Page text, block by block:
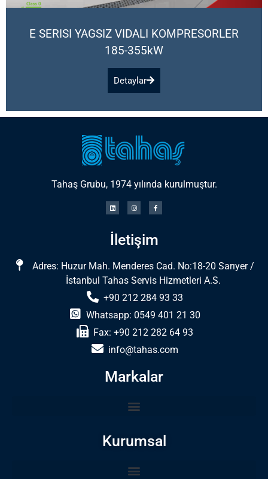
E SERISI YAGSIZ VIDALI KOMPRESORLER
185-355kW
Detaylar
Tahaş Grubu, 1974 yılında kurulmuştur.
İletişim
Adres: Huzur Mah. Menderes Cad. No:18-20 Sarıyer /
İstanbul Tahas Servis Hizmetleri A.S.
+90 212 284 93 33
Whatsapp: 0549 401 21 30
Fax: +90 212 282 64 93
info@tahas.com
Markalar
Kurumsal